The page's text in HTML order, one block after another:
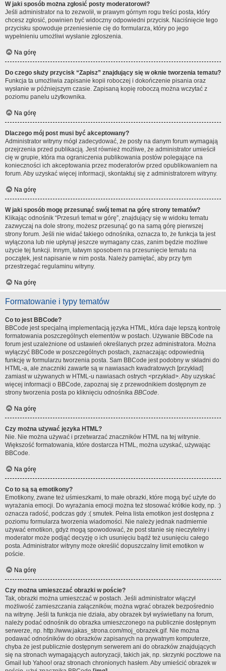
W jaki sposób można zgłosić posty moderatorowi?
Jeśli administrator na to zezwolił, w prawym górnym rogu treści posta, który
chcesz zgłosić, powinien być widoczny odpowiedni przycisk. Naciśnięcie tego
przycisku spowoduje przeniesienie cię do formularza, który po jego
wypełnieniu umożliwi wysłanie zgłoszenia.
Na górę
Do czego służy przycisk “Zapisz” znajdujący się w oknie tworzenia tematu?
Funkcja ta umożliwia zapisanie kopii roboczej i dokończenie pisania oraz
wysłanie w późniejszym czasie. Zapisaną kopię roboczą można wczytać z
poziomu panelu użytkownika.
Na górę
Dlaczego mój post musi być akceptowany?
Administrator witryny mógł zadecydować, że posty na danym forum wymagają
przejrzenia przed publikacją. Jest również możliwe, że administrator umieścił
cię w grupie, która ma ograniczenia publikowania postów polegające na
konieczności ich akceptowania przez moderatorów przed opublikowaniem na
forum. Aby uzyskać więcej informacji, skontaktuj się z administratorem witryny.
Na górę
W jaki sposób mogę przesunąć swój temat na górę strony tematów?
Klikając odnośnik “Przesuń temat w górę”, znajdujący się w widoku tematu
zazwyczaj na dole strony, możesz przesunąć go na samą górę pierwszej
strony forum. Jeśli nie widać takiego odnośnika, oznacza to, że funkcja ta jest
wyłączona lub nie upłynął jeszcze wymagany czas, zanim będzie możliwe
użycie tej funkcji. Innym, łatwym sposobem na przesunięcie tematu na
początek, jest napisanie w nim posta. Należy pamiętać, aby przy tym
przestrzegać regulaminu witryny.
Na górę
Formatowanie i typy tematów
Co to jest BBCode?
BBCode jest specjalną implementacją języka HTML, która daje lepszą kontrolę
formatowania poszczególnych elementów w postach. Używanie BBCode na
forum jest uzależnione od ustawień określanych przez administratora. Można
wyłączyć BBCode w poszczególnych postach, zaznaczając odpowiednią
funkcję w formularzu tworzenia posta. Sam BBCode jest podobny w składni do
HTML-a, ale znaczniki zawarte są w nawiasach kwadratowych [przykład]
zamiast w używanych w HTML-u nawiasach ostrych <przykład>. Aby uzyskać
więcej informacji o BBCode, zapoznaj się z przewodnikiem dostępnym ze
strony tworzenia posta po kliknięciu odnośnika BBCode.
Na górę
Czy można używać języka HTML?
Nie. Nie można używać i przetwarzać znaczników HTML na tej witrynie.
Większość formatowania, które dostarcza HTML, można uzyskać, używając
BBCode.
Na górę
Co to są są emotikony?
Emotikony, zwane też uśmieszkami, to małe obrazki, które mogą być użyte do
wyrażania emocji. Do wyrażania emocji można też stosować krótkie kody, np. :)
oznacza radość, podczas gdy :( smutek. Pełna lista emotikon jest dostępna z
poziomu formularza tworzenia wiadomości. Nie należy jednak nadmiernie
używać emotikon, gdyż mogą spowodować, że post stanie się nieczytelny i
moderator może podjąć decyzję o ich usunięciu bądź też usunięciu całego
posta. Administrator witryny może określić dopuszczalny limit emotikon w
poście.
Na górę
Czy można umieszczać obrazki w poście?
Tak, obrazki można umieszczać w postach. Jeśli administrator włączył
możliwość zamieszczania załączników, można wgrać obrazek bezpośrednio
na witrynę. Jeśli ta funkcja nie działa, aby obrazek był wyświetlany na forum,
należy podać odnośnik do obrazka umieszczonego na publicznie dostępnym
serwerze, np. http://www.jakas_strona.com/moj_obrazek.gif. Nie można
podawać odnośników do obrazków zapisanych na prywatnym komputerze,
chyba że jest publicznie dostępnym serwerem ani do obrazków znajdujących
się na stronach wymagających autoryzacji, takich jak, np. skrzynki pocztowe na
Gmail lub Yahoo! oraz stronach chronionych hasłem. Aby umieścić obrazek w